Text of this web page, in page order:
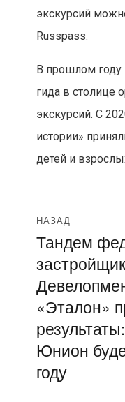
экскурсий
Russpass.
В прошлом году
гида в столице
экскурсий. С
истории»
детей и
Навигация
по
записям
НАЗАД
Предыдущая
запись:
Тандем
«Эталон»
Юнион
году